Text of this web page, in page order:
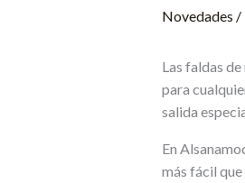
Novedades /
Las faldas
para
salida
En
más fácil que